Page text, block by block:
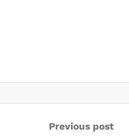
Previous post